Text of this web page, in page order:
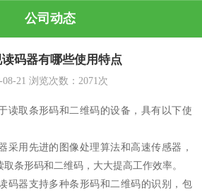
公司动态
码器有哪些使用特点
08-21 浏览次数： 2071次
读取条形码和二维码的设备，具有以下使
采用先进的图像处理算法和高速传感器，
条形码和二维码，大大提高工作效率。
码器支持多种条形码和二维码的识别，包